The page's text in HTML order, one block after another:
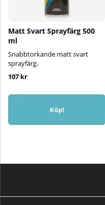
Matt Svart Sprayfärg 500
ml
Snabbtorkande matt svart
sprayfärg.
107 kr
Köp!